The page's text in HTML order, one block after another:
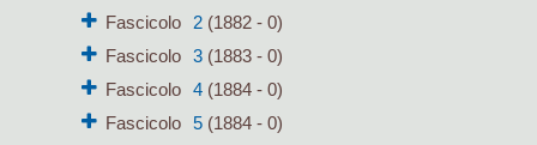
Fascicolo
2(1882 - 0)
Fascicolo
3(1883 - 0)
Fascicolo
4(1884 - 0)
Fascicolo
5(1884 - 0)